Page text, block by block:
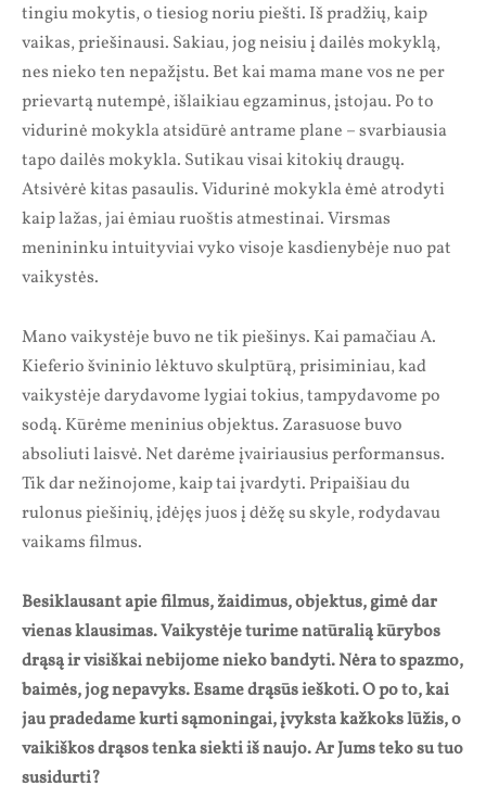
tingiu mokytis, o tiesiog noriu piešti. Iš pradžių, kaip
vaikas, priešinausi. Sakiau, jog neisiu į dailės mokyklą,
nes nieko ten nepažįstu. Bet kai mama mane vos ne per
prievartą nutempė, išlaikiau egzaminus, įstojau. Po to
vidurinė mokykla atsidūrė antrame plane – svarbiausia
tapo dailės mokykla. Sutikau visai kitokių draugų.
Atsivėrė kitas pasaulis. Vidurinė mokykla ėmė atrodyti
kaip lažas, jai ėmiau ruoštis atmestinai. Virsmas
menininku intuityviai vyko visoje kasdienybėje nuo pat
vaikystės.
Mano vaikystėje buvo ne tik piešinys. Kai pamačiau A.
Kieferio švininio lėktuvo skulptūrą, prisiminiau, kad
vaikystėje darydavome lygiai tokius, tampydavome po
sodą. Kūrėme meninius objektus. Zarasuose buvo
absoliuti laisvė. Net darėme įvairiausius performansus.
Tik dar nežinojome, kaip tai įvardyti. Pripaišiau du
rulonus piešinių, įdėjęs juos į dėžę su skyle, rodydavau
vaikams filmus.
Besiklausant apie filmus, žaidimus, objektus, gimė dar
vienas klausimas. Vaikystėje turime natūralią kūrybos
drąsą ir visiškai nebijome nieko bandyti. Nėra to spazmo,
baimės, jog nepavyks. Esame drąsūs ieškoti. O po to, kai
jau pradedame kurti sąmoningai, įvyksta kažkoks lūžis, o
vaikiškos drąsos tenka siekti iš naujo. Ar Jums teko su tuo
susidurti?